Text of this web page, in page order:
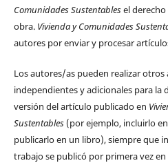
Comunidades Sustentablesel
obra. Vivienda y Comunidades
autores por enviar y procesar
Los autores/as pueden realizar
independientes y adicionales para la
versión del artículo publicado en
Sustentables(por ejemplo, incluirlo
publicarlo en un libro), siempre que
trabajo se publicó por primera vez en